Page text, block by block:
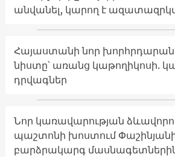
անվանել, կարող է
Հայաստանի նոր
նիստը՝ առանց կաթողիկոսի.
դրվագներ
Նոր կառավարության
պաշտոնի խոստում
բարձրակարգ